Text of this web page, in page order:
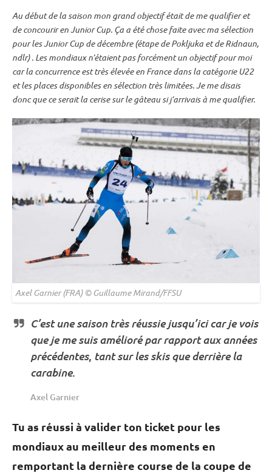
Au début de la saison mon grand objectif était de me qualifier et
de concourir enJunior Cup. Ça a été chose faite avec ma sélection
pour lesJunior Cup de décembre (étape dePokljuka et de Ridnaun,
ndlr) . Les mondiaux n’étaient pas forcément un objectif pour moi
car la concurrence est très élevée en France dans la catégorie U22
et les places disponibles en sélection très limitées. Je me disais
donc que ce serait la cerise sur le gâteau si j’arrivais à me qualifier.
Axel Garnier (FRA) © Guillaume Mirand/FFSU
C’est une saison très réussie jusqu’ici car je vois
que je me suis amélioré par rapport aux années
précédentes, tant sur les skis que derrière la
carabine.
Axel Garnier
Tu as réussi à valider ton ticket pour les
mondiaux au meilleur des moments en
remportant la dernière course de la coupe de